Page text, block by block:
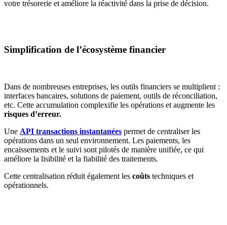
votre trésorerie et améliore la réactivité dans la prise de décision.
Simplification de l’écosystème financier
Dans de nombreuses entreprises, les outils financiers se multiplient :
interfaces bancaires, solutions de paiement, outils de réconciliation,
etc. Cette accumulation complexifie les opérations et augmente les
risques d’erreur.
Une API transactions instantanées permet de centraliser les
opérations dans un seul environnement. Les paiements, les
encaissements et le suivi sont pilotés de manière unifiée, ce qui
améliore la lisibilité et la fiabilité des traitements.
Cette centralisation réduit également les coûts techniques et
opérationnels.